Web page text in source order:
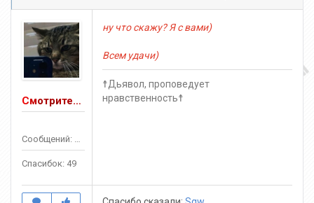
Смотритель JAIL
Сообщений: 169
Спасибок: 49
ну что скажу? Я с вами)
Всем удачи)
☨Дьявол, проповедует
нравственность☨